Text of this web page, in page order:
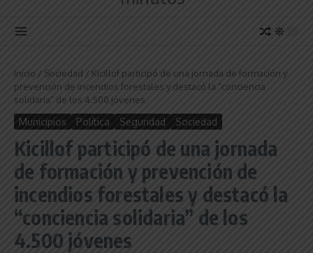
Inicio / Sociedad / Kicillof participó de una jornada de formación y
prevención de incendios forestales y destacó la “conciencia
solidaria” de los 4.500 jóvenes
Municipios Política Seguridad Sociedad
Kicillof participó de una jornada
de formación y prevención de
incendios forestales y destacó la
“conciencia solidaria” de los
4.500 jóvenes